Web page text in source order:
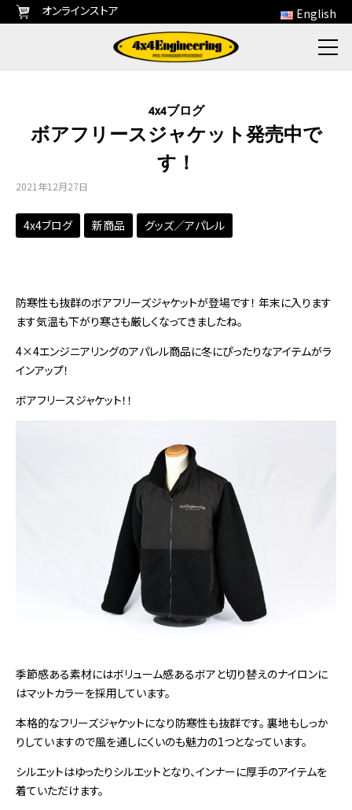
オンラインストア English
4x4ブログ
ボアフリースジャケット発売中で
す！
2021年12月27日
4x4ブログ 新商品 グッズ／アパレル
防寒性も抜群のボアフリーズジャケットが登場です！ 年末に入ります
ます気温も下がり寒さも厳しくなってきましたね。
4×4エンジニアリングのアパレル商品に冬にぴったりなアイテムがラ
インアップ！
ボアフリースジャケット！！
季節感ある素材にはボリューム感あるボアと切り替えのナイロンに
はマットカラーを採用しています。
本格的なフリーズジャケットになり防寒性も抜群です。 裏地もしっか
りしていますので風を通しにくいのも魅力の1つとなっています。
シルエットはゆったりシルエットとなり、インナーに厚手のアイテムを
着ていただけます。